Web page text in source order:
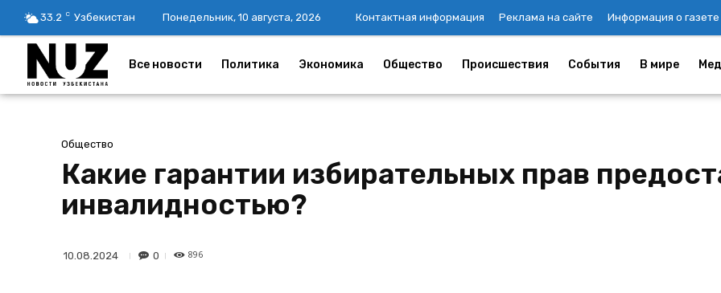
33.2 C Узбекистан Понедельник, 10 августа, 2026 Контактная информация Реклама на сайте Информация о газете
Все новости Политика Экономика Общество Происшествия События В мире
Общество
Какие гарантии избирательных прав
инвалидностью?
10.08.2024 0 896